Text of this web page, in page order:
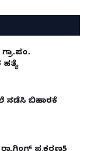
ನಡೆಸಿ ಬಿಹಾರಕ್ಕೆ